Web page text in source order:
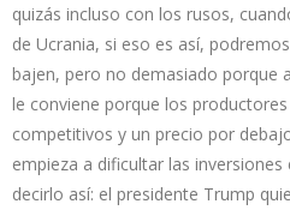
quizás incluso con los rusos,
de Ucrania, si eso es así,
bajen, pero no demasiado porque
le conviene porque los
competitivos y un precio por
empieza a dificultar las
decirlo así: el presidente Trump